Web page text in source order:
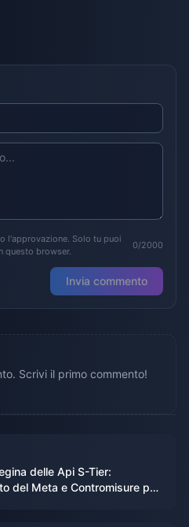
l'approvazione. Solo tu puoi
questo browser.
0/2000
Invia commento
Scrivi il primo commento!
delle Api S-Tier:
del Meta e Contromisure per